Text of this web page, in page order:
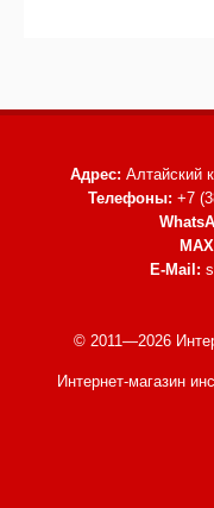
Адрес: Алтайский
Телефоны: +7
E-Mail:
© 2011—2026
Интернет-магазин